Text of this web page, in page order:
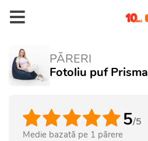
PĂRERI
Fotoliu puf Prisma
5/5
Medie bazată pe 1 părere